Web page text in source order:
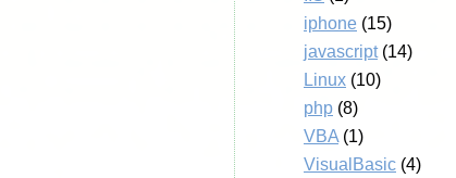
iphone (15)
javascript(14)
Linux (10)
php (8)
VBA (1)
VisualBasic (4)